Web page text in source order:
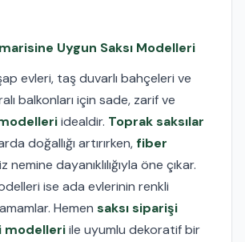
Uygun Saksı Modelleri
evleri, taş duvarlı bahçeleri ve
balkonları için sade, zarif ve
idealdir. Toprak saksılar
doğallığı artırırken,fiber
nemine dayanıklılığıyla öne çıkar.
ise ada evlerinin renkli
Hemen saksı siparişi
modelleriile uyumlu dekoratif bir